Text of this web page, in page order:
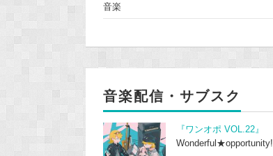
音楽
音楽配信・サブスク
『ワンオポ VOL.22』
Wonderful★opportunity!